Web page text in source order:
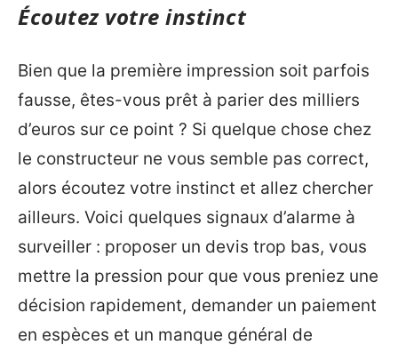
Écoutez votre instinct
Bien que la première impression soit parfois
fausse, êtes-vous prêt à parier des milliers
d’euros sur ce point ? Si quelque chose chez
le constructeur ne vous semble pas correct,
alors écoutez votre instinct et allez chercher
ailleurs. Voici quelques signaux d’alarme à
surveiller : proposer un devis trop bas, vous
mettre la pression pour que vous preniez une
décision rapidement, demander un paiement
en espèces et un manque général de